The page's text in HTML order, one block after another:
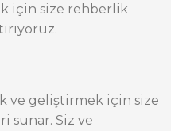
için size rehberlik
ve geliştirmek için size
sunar. Siz ve